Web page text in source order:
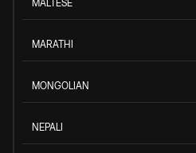
MALTESE
MARATHI
MONGOLIAN
NEPALI